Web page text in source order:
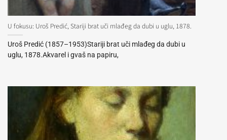
U fokusu: Uroš Predić, Stariji brat uči mlađeg da dubi u uglu, 1878.
Uroš Predić (1857–1953)Stariji brat uči mlađeg da dubi u
uglu, 1878.Akvarel i gvaš na papiru,